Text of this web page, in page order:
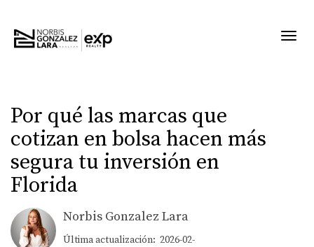
Por qué las marcas que
cotizan en bolsa hacen más
segura tu inversión en
Florida
Norbis Gonzalez Lara
Última actualización: 2026-02-